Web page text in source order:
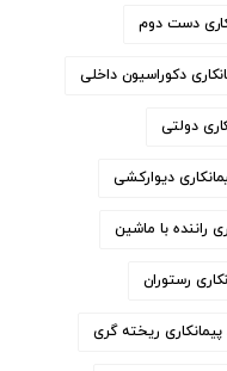
دست دوم
دکوراسیون داخلی
دولتی
دیوارکشی
راننده با ماشین
رستوران
پیمانکاری ریخته گری